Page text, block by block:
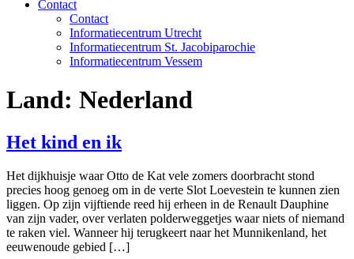
Contact
Contact
Informatiecentrum Utrecht
Informatiecentrum St. Jacobiparochie
Informatiecentrum Vessem
Land: Nederland
Het kind en ik
Het dijkhuisje waar Otto de Kat vele zomers doorbracht stond
precies hoog genoeg om in de verte Slot Loevestein te kunnen zien
liggen. Op zijn vijftiende reed hij erheen in de Renault Dauphine
van zijn vader, over verlaten polderweggetjes waar niets of niemand
te raken viel. Wanneer hij terugkeert naar het Munnikenland, het
eeuwenoude gebied […]